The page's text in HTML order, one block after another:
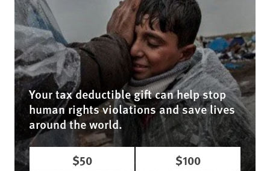
Your tax deductible gift can help stop
human rights violations and save lives
around the world.
$50
$100